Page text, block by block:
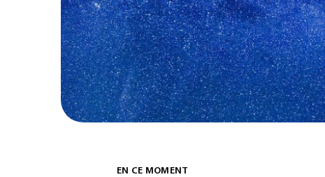
EN CE MOMENT